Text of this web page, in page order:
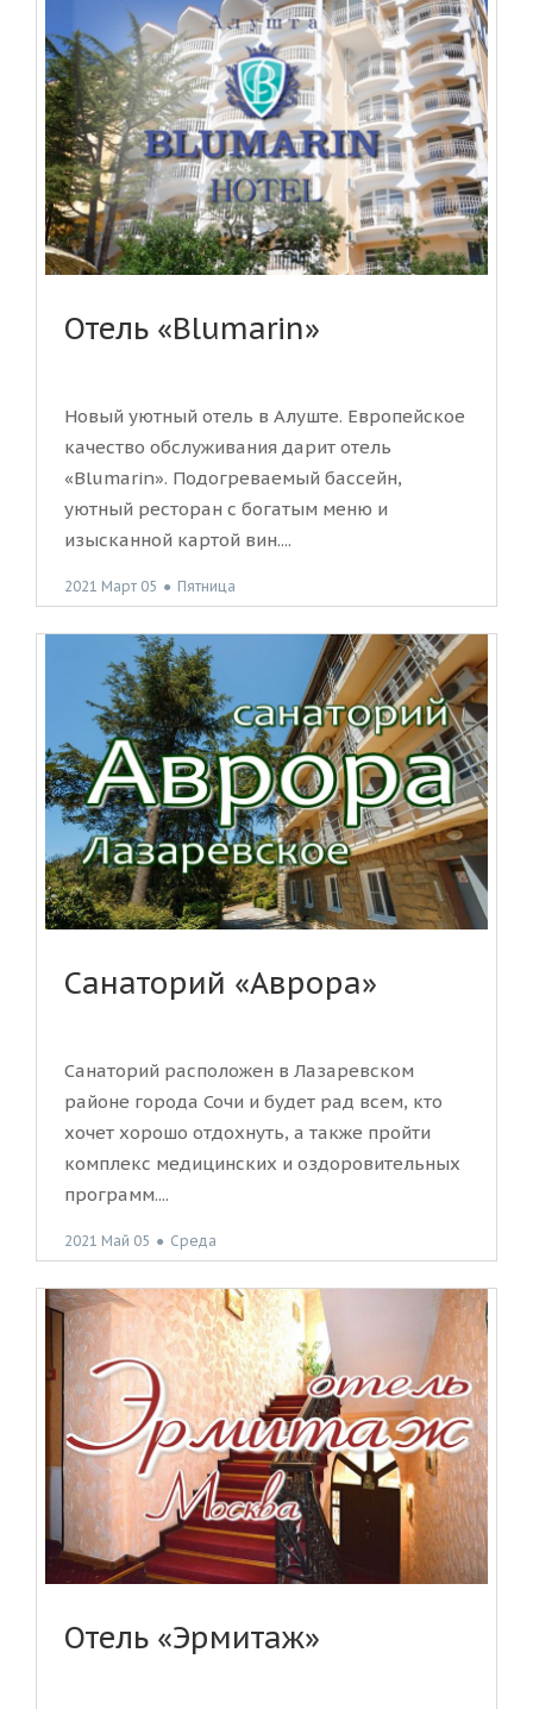
Отель «Blumarin»
Новый уютный отель в Алуште. Европейское
качество обслуживания дарит отель
«Blumarin». Подогреваемый бассейн,
уютный ресторан с богатым меню и
изысканной картой вин....
2021 Март 05 ● Пятница
Санаторий «Аврора»
Санаторий расположен в Лазаревском
районе города Сочи и будет рад всем, кто
хочет хорошо отдохнуть, а также пройти
комплекс медицинских и оздоровительных
программ....
2021 Май 05 ● Среда
Отель «Эрмитаж»